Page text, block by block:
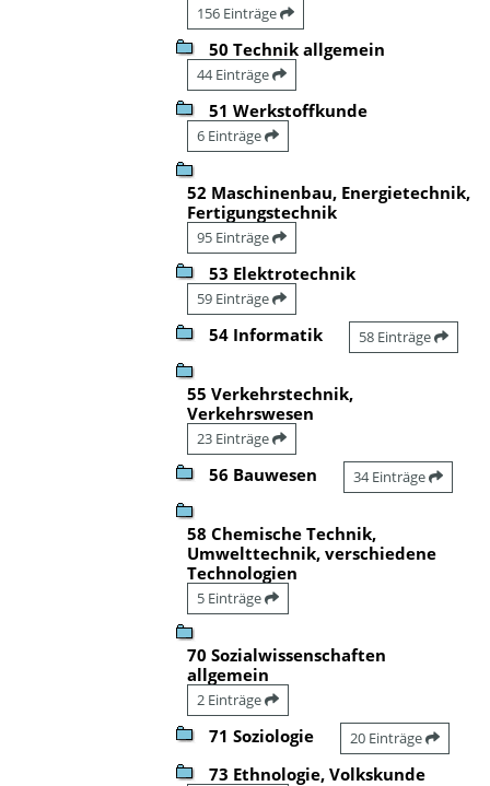
156 Einträge
50 Technik allgemein
44 Einträge
51 Werkstoffkunde
6 Einträge
52 Maschinenbau, Energietechnik,
Fertigungstechnik
95 Einträge
53 Elektrotechnik
59 Einträge
54 Informatik 58 Einträge
55 Verkehrstechnik,
Verkehrswesen
23 Einträge
56 Bauwesen 34 Einträge
58 Chemische Technik,
Umwelttechnik, verschiedene
Technologien
5 Einträge
70 Sozialwissenschaften
allgemein
2 Einträge
71 Soziologie 20 Einträge
73 Ethnologie, Volkskunde